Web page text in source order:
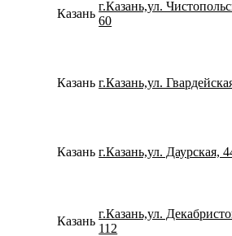
Казань
г.Казань,ул.
60
Казань г.Казань,ул.
Казань г.Казань,ул. Даурская,
Казань
г.Казань,ул.
112